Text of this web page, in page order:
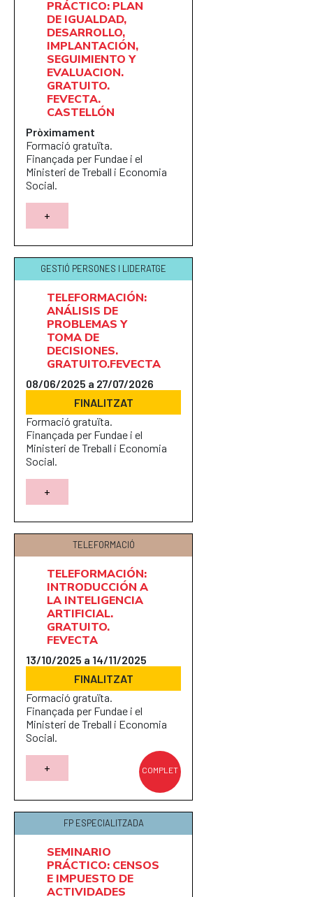
PRÁCTICO: PLAN
DE IGUALDAD,
DESARROLLO,
IMPLANTACIÓN,
SEGUIMIENTO Y
EVALUACION.
GRATUITO.
FEVECTA.
CASTELLÓN
Pròximament
Formació gratuïta.
Finançada per Fundae i el
Ministeri de Treball i Economia
Social.
+
GESTIÓ PERSONES I LIDERATGE
TELEFORMACIÓN:
ANÁLISIS DE
PROBLEMAS Y
TOMA DE
DECISIONES.
GRATUITO.FEVECTA
08/06/2025 a 27/07/2026
FINALITZAT
Formació gratuïta.
Finançada per Fundae i el
Ministeri de Treball i Economia
Social.
+
TELEFORMACIÓ
TELEFORMACIÓN:
INTRODUCCIÓN A
LA INTELIGENCIA
ARTIFICIAL.
GRATUITO.
FEVECTA
13/10/2025 a 14/11/2025
FINALITZAT
Formació gratuïta.
Finançada per Fundae i el
Ministeri de Treball i Economia
Social.
COMPLET
+
FP ESPECIALITZADA
SEMINARIO
PRÁCTICO: CENSOS
E IMPUESTO DE
ACTIVIDADES